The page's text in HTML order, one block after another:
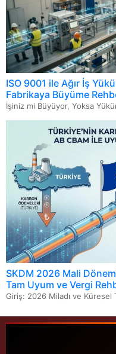
ISO 9001 ile Ağır İş
Fabrikaya Büyüme
İşiniz mi Büyüyor, Yoksa
SKDM 2026 Mali
Tam Uyum ve Vergi
Giriş: 2026 Miladı ve Küresel